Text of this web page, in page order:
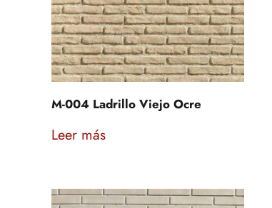
M-004 Ladrillo Viejo Ocre
Leer más